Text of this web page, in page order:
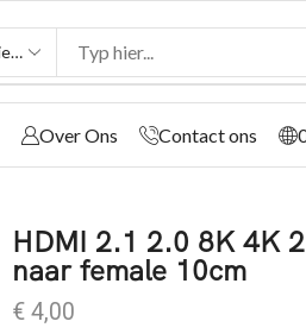
Over Ons Contact ons
HDMI 2.1 2.0 8K 4K
naar female 10cm
€ 4,00